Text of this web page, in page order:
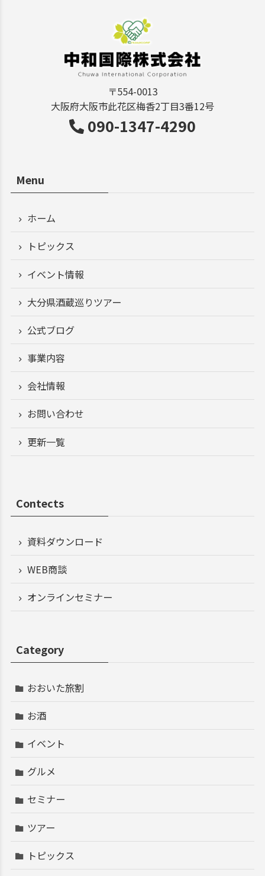
〒554-0013
大阪府大阪市此花区梅香2丁目3番12号
090-1347-4290
Menu
ホーム
トピックス
イベント情報
大分県酒蔵巡りツアー
公式ブログ
事業内容
会社情報
お問い合わせ
更新一覧
Contects
資料ダウンロード
WEB商談
オンラインセミナー
Category
おおいた旅割
お酒
イベント
グルメ
セミナー
ツアー
トピックス